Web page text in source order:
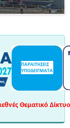
Θεματικό